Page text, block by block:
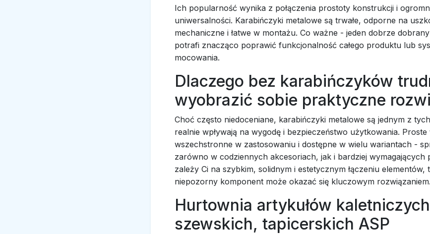
Ich popularność wynika z połączenia prostoty konstrukcji i
uniwersalności. Karabińczyki metalowe są trwałe, odporne na
mechaniczne i łatwe w montażu. Co ważne - jeden dobrze
potrafi znacząco poprawić funkcjonalność całego produktu lub
mocowania.
Dlaczego bez karabińczyków
wyobrazić sobie praktyczne
Choć często niedoceniane, karabińczyki metalowe są jednym z
realnie wpływają na wygodę i bezpieczeństwo użytkowania.
wszechstronne w zastosowaniu i dostępne w wielu wariantach -
zarówno w codziennych akcesoriach, jak i bardziej wymagających
zależy Ci na szybkim, solidnym i estetycznym łączeniu elementów,
niepozorny komponent może okazać się kluczowym rozwiązaniem.
Hurtownia artykułów
szewskich, tapicerskich ASP